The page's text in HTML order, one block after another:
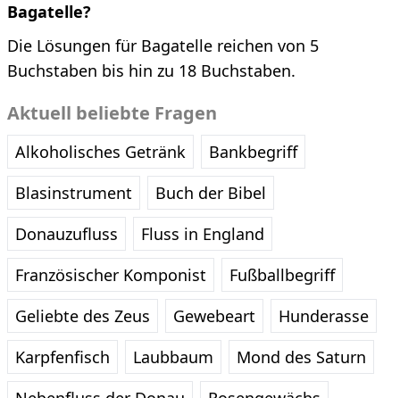
Bagatelle?
Die Lösungen für Bagatelle reichen von 5
Buchstaben bis hin zu 18 Buchstaben.
Aktuell beliebte Fragen
Alkoholisches Getränk
Bankbegriff
Blasinstrument
Buch der Bibel
Donauzufluss
Fluss in England
Französischer Komponist
Fußballbegriff
Geliebte des Zeus
Gewebeart
Hunderasse
Karpfenfisch
Laubbaum
Mond des Saturn